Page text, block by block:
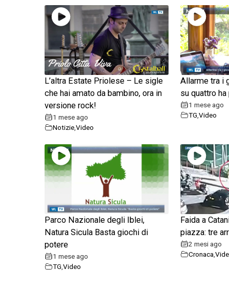
L’altra Estate Priolese – Le sigle
che hai amato da bambino, ora in
versione rock!
1 mese ago
Notizie,Video
Allarme tra i
su quattro
1 mese ago
TG,Video
Parco Nazionale degli Iblei,
Natura Sicula Basta giochi di
potere
1 mese ago
TG Video
Faida a
piazza: tre
2 mesi ago
Cronaca